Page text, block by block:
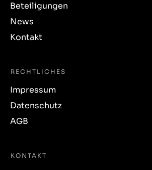
Beteiligungen
News
Kontakt
RECHTLICHES
Impressum
Datenschutz
AGB
KONTAKT